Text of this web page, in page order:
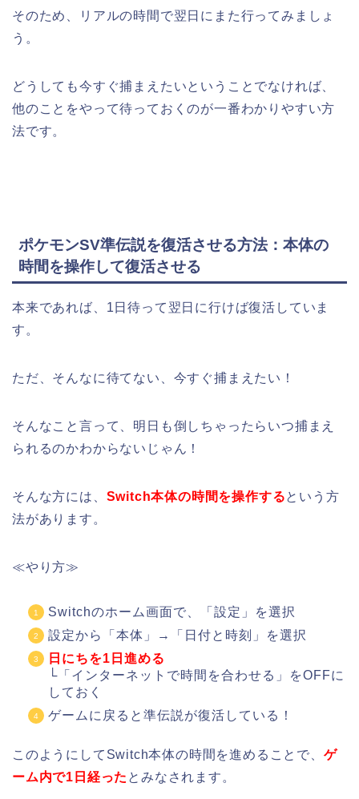
そのため、リアルの時間で翌日にまた行ってみましょ
う。
どうしても今すぐ捕まえたいということでなければ、
他のことをやって待っておくのが一番わかりやすい方
法です。
ポケモンSV準伝説を復活させる方法：本体の
時間を操作して復活させる
本来であれば、1日待って翌日に行けば復活していま
す。
ただ、そんなに待てない、今すぐ捕まえたい！
そんなこと言って、明日も倒しちゃったらいつ捕まえ
られるのかわからないじゃん！
そんな方には、 Switch本体の時間を操作するという方
法があります。
≪やり方≫
Switchのホーム画面で、「設定」を選択
設定から「本体」→「日付と時刻」を選択
日にちを1日進める
└「インターネットで時間を合わせる」をOFFに
しておく
ゲームに戻ると準伝説が復活している！
このようにしてSwitch本体の時間を進めることで、 ゲ
ーム内で1日経った とみなされます。